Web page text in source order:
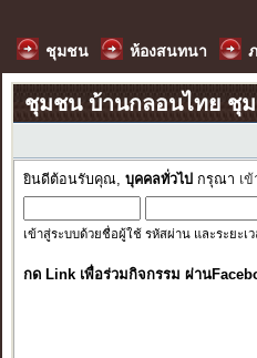
ชุมชน ห้องสนทนา
ชุมชน บ้านกลอนไทย ชุ
ยินดีต้อนรับคุณ, บุคคลทั่วไป กรุณา เ
เข้าสู่ระบบด้วยชื่อผู้ใช้ รหัสผ่าน และระยะเ
กด Link เพื่อร่วมกิจกรรม ผ่าน